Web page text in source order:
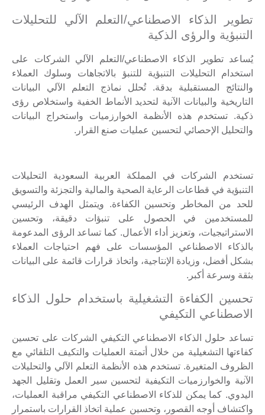
تطوير الذكاء الاصطناعي/التعلم الآلي للتحليلات
التنبؤية والرؤى الذكية
يُساعد تطوير الذكاء الاصطناعي/التعلم الآلي الشركات على
استخدام التحليلات التنبؤية للتنبؤ بالاتجاهات وسلوك العملاء
والنتائج المستقبلية بدقة. تُحلل نماذج التعلم الآلي البيانات
التاريخية والبيانات الآنية لتحديد الأنماط الخفية واستخلاص رؤى
ذكية. تستخدم هذه الأنظمة الخوارزميات واستخراج البيانات
والتحليل الإحصائي لتحسين عمليات صنع القرار.
تستخدم الشركات في المملكة العربية السعودية التحليلات
التنبؤية في قطاعات الرعاية الصحية والمالية والتجزئة والتسويق
للحد من المخاطر وتحسين الكفاءة. ويتمثل الهدف الرئيسي
للمستخدمين في الحصول على تنبؤات دقيقة، وتحسين
الاستراتيجيات، وتعزيز أداء الأعمال. كما تساعد الرؤى المدعومة
بالذكاء الاصطناعي المؤسسات على فهم احتياجات العملاء
بشكل أفضل، وزيادة الإنتاجية، واتخاذ قرارات قائمة على البيانات
بثقة وسرعة أكبر.
تحسين الكفاءة التشغيلية باستخدام حلول الذكاء
الاصطناعي التكيفي
تساعد حلول الذكاء الاصطناعي التكيفي الشركات على تحسين
كفاءتها التشغيلية من خلال أتمتة العمليات والتكيف التلقائي مع
الظروف المتغيرة. تستخدم هذه الأنظمة التعلم الآلي والتحليلات
الآنية والخوارزميات التكيفية لتحسين سير العمل وتقليل الجهد
اليدوي. كما يمكن للذكاء الاصطناعي التكيفي مراقبة العمليات،
واكتشاف أوجه القصور، وتحسين عملية اتخاذ القرارات باستمرار